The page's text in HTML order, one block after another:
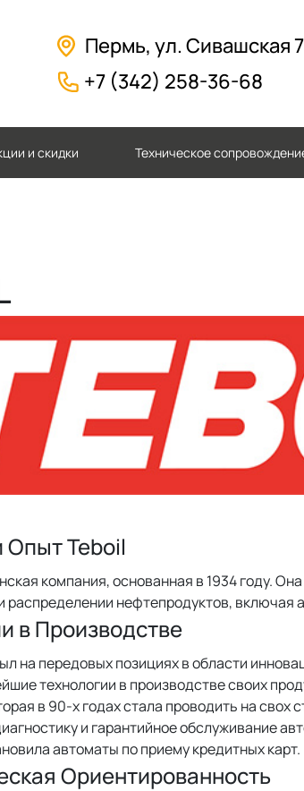
Пермь, ул. Сивашская
+7 (342) 258-36-68
и скидки Техническое
Опыт Teboil
компания, основанная в 1934 году.
распределении нефтепродуктов, включая
в Производстве
на передовых позициях в области
технологии в производстве своих
в 90-х годах стала проводить на свох
и гарантийное обслуживание
автоматы по приему кредитных карт.
Ориентированность